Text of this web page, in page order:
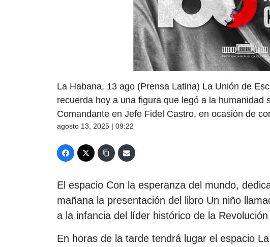
La Habana, 13 ago (Prensa Latina) La Unión de
recuerda hoy a una figura que legó a la humanidad
Comandante en Jefe Fidel Castro, en ocasión de
agosto 13, 2025 | 09:22
El espacio Con la esperanza del mundo,
mañana la presentación del libro Un niño
a la infancia del líder histórico de la Revolución
En horas de la tarde tendrá lugar el espacio